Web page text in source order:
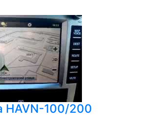
HAVN-100/200